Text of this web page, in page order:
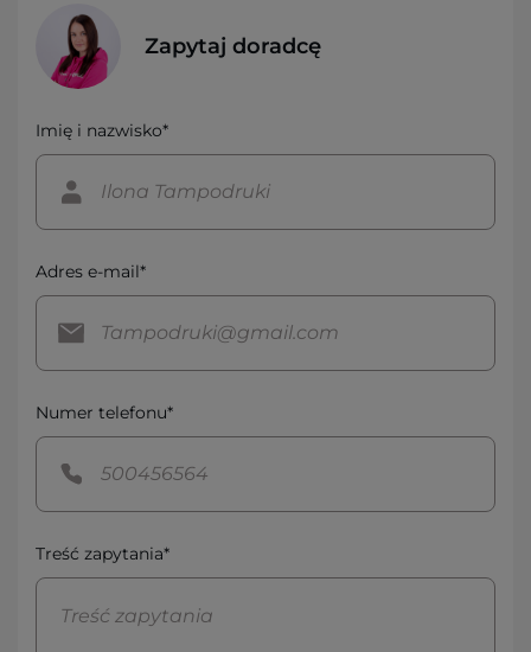
Zapytaj doradcę
Imię i nazwisko*
Adres e-mail*
Numer telefonu*
Treść zapytania*